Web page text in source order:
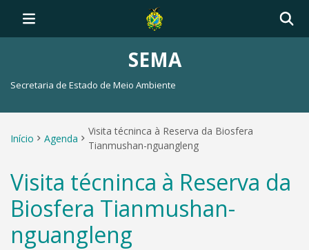
SEMA
Secretaria de Estado de Meio Ambiente
Início Agenda
Visita técninca à Reserva da Biosfera
Tianmushan-nguangleng
Visita técninca à Reserva da
Biosfera Tianmushan-
nguangleng